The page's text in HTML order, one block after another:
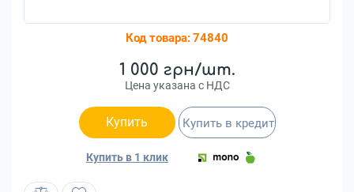
Код товара:74840
1 000 грн/шт.
Цена указана с НДС
Купить
Купить в 1 клик
Купить в кредит